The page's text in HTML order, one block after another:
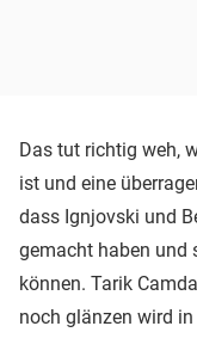
Das tut richtig weh,
ist und eine
dass Ignjovski und
gemacht haben und
können. Tarik
noch glänzen wird